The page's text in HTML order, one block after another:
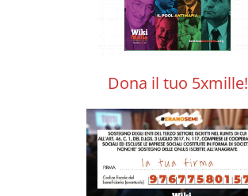
Dona il tuo 5xmille!